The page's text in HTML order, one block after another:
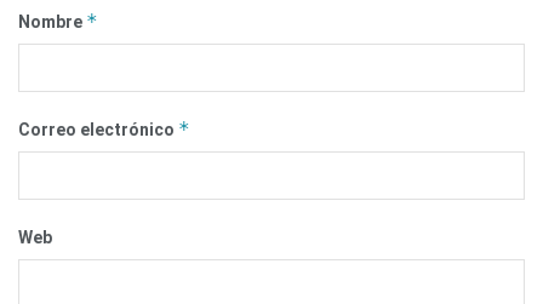
Nombre *
Correo electrónico *
Web